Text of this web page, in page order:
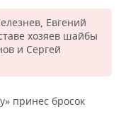
Евгений
хозяев шайбы
и Сергей
принес бросок